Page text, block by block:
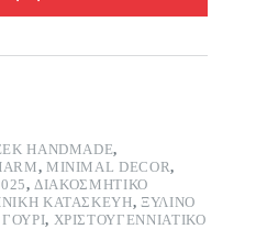
HANDMADE,
, MINIMAL DECOR,
, ΔΙΑΚΟΣΜΗΤΙΚΌ
ΚΑΤΑΣΚΕΥΉ,ΞΎΛΙΝΟ
, ΧΡΙΣΤΟΥΓΕΝΝΙΆΤΙΚΟ